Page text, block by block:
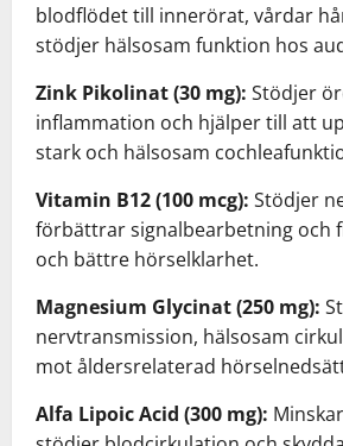
blodflödet till innerörat, vårdar
stödjer hälsosam funktion hos
Zink Pikolinat (30 mg): Stödjer
inflammation och hjälper till att
stark och hälsosam
Vitamin B12 (100 mcg): Stödjer
förbättrar signalbearbetning och
och bättre hörselklarhet.
Magnesium Glycinat (250 mg):
nervtransmission, hälsosam
mot åldersrelaterad
Alfa Lipoic Acid (300 mg):